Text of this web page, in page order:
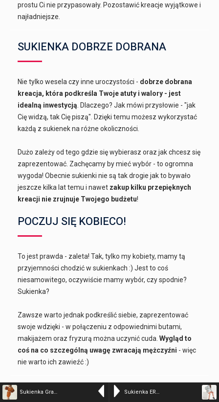
Sukienka Grace J. – karmel Sukienka ERAMNNO FIRENZE
prostu Ci nie przypasowały. Pozostawić kreacje wyjątkowe i
najładniejsze.
SUKIENKA DOBRZE DOBRANA
Nie tylko wesela czy inne uroczystości - dobrze dobrana
kreacja, która podkreśla Twoje atuty i walory - jest
idealną inwestycją . Dlaczego? Jak mówi przysłowie - "jak
Cię widzą, tak Cię piszą". Dzięki temu możesz wykorzystać
każdą z sukienek na różne okoliczności.
Dużo zależy od tego gdzie się wybierasz oraz jak chcesz się
zaprezentować. Zachęcamy by mieć wybór - to ogromna
wygoda! Obecnie sukienki nie są tak drogie jak to bywało
jeszcze kilka lat temu i nawet zakup kilku przepięknych
kreacji nie zrujnuje Twojego budżetu!
POCZUJ SIĘ KOBIECO!
To jest prawda - zaleta! Tak, tylko my kobiety, mamy tą
przyjemności chodzić w sukienkach :) Jest to coś
niesamowitego, oczywiście mamy wybór, czy spodnie?
Sukienka?
Zawsze warto jednak podkreślić siebie, zaprezentować
swoje wdzięki - w połączeniu z odpowiednimi butami,
makijażem oraz fryzurą można uczynić cuda.Wygląd to
coś na co szczególną uwagę zwracają mężczyźni - więc
nie warto ich zawieźć :)
Szukaj według Producenta